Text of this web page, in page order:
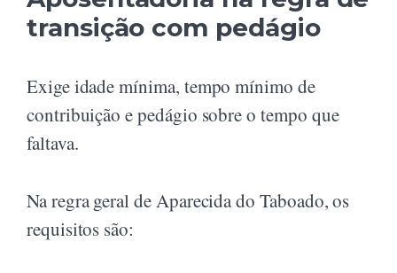
transição com pedágio
Exige idade mínima, tempo mínimo de
contribuição e pedágio sobre o tempo que
faltava.
Na regra geral de Aparecida do Taboado, os
requisitos são: